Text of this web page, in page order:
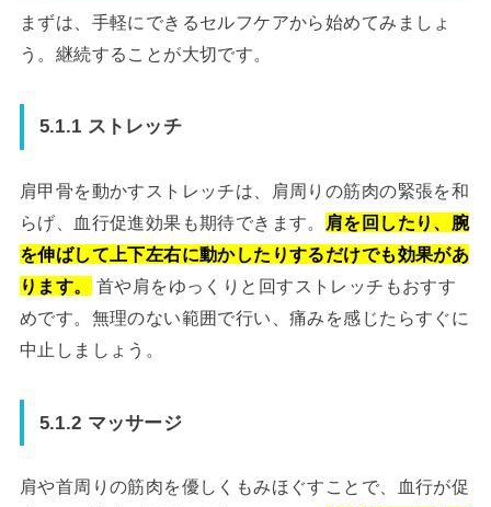
まずは、手軽にできるセルフケアから始めてみましょ
う。継続することが大切です。
5.1.1 ストレッチ
肩甲骨を動かすストレッチは、肩周りの筋肉の緊張を和
らげ、血行促進効果も期待できます。
肩を回したり、腕
を伸ばして上下左右に動かしたりするだけでも効果があ
ります。
首や肩をゆっくりと回すストレッチもおすす
めです。無理のない範囲で行い、痛みを感じたらすぐに
中止しましょう。
5.1.2 マッサージ
肩や首周りの筋肉を優しくもみほぐすことで、血行が促